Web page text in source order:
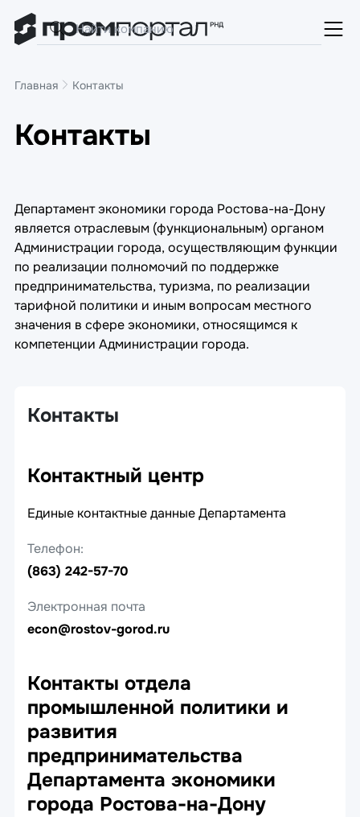
Главная Контакты
Контакты
Департамент экономики города Ростова-на-Дону
является отраслевым (функциональным) органом
Администрации города, осуществляющим функции
по реализации полномочий по поддержке
предпринимательства, туризма, по реализации
тарифной политики и иным вопросам местного
значения в сфере экономики, относящимся к
компетенции Администрации города.
Контакты
Контактный центр
Единые контактные данные Департамента
Телефон:
(863) 242-57-70
Электронная почта
econ@rostov-gorod.ru
Контакты отдела
промышленной политики и
развития
предпринимательства
Департамента экономики
города Ростова-на-Дону